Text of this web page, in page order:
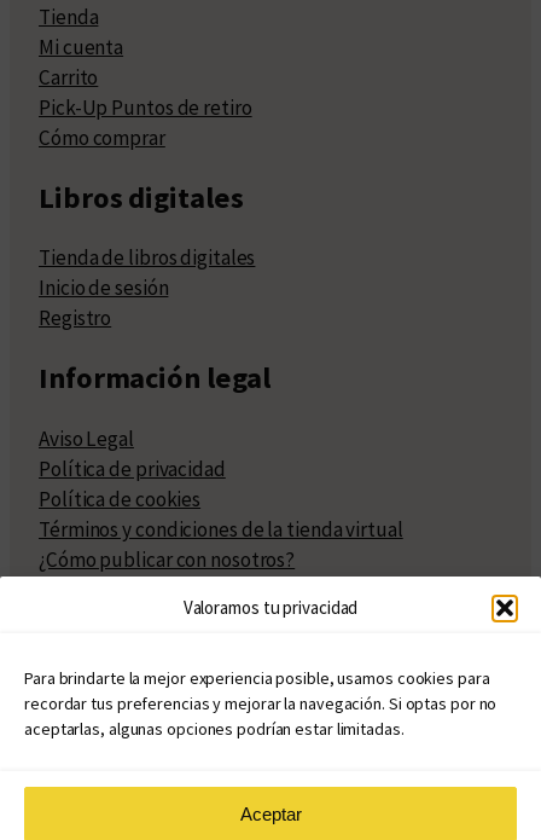
Valoramos tu privacidad
Para brindarte la mejor experiencia posible, usamos cookies para
recordar tus preferencias y mejorar la navegación. Si optas por no
aceptarlas, algunas opciones podrían estar limitadas.
Aceptar
Tienda
Mi cuenta
Carrito
Pick-Up Puntos de retiro
Cómo comprar
Libros digitales
Tienda de libros digitales
Inicio de sesión
Registro
Información legal
Aviso Legal
Política de privacidad
Política de cookies
Términos y condiciones de la tienda virtual
¿Cómo publicar con nosotros?
Políticas de publicación
Políticas de coedición
Atribuciones